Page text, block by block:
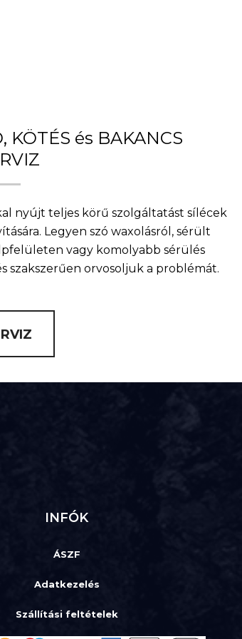
KÖTÉS és BAKANCS
nyújt teljes körű szolgáltatást sílécek
Legyen szó waxolásról, sérült
vagy komolyabb sérülés
szakszerűen orvosoljuk a problémát.
INFÓK
ÁSZF
Adatkezelés
Szállítási feltételek